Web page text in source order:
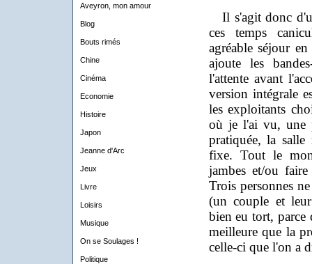
Aveyron, mon amour
Blog
Bouts rimés
Chine
Cinéma
Economie
Histoire
Japon
Jeanne d'Arc
Jeux
Livre
Loisirs
Musique
On se Soulages !
Politique
Il s'agit donc
ces temps
agréable séjour
ajoute les
l'attente avant
version intégrale
les exploitants
où je l'ai vu, une
pratiquée, la salle
fixe. Tout le
jambes et/ou
Trois personnes
(un couple et
bien eu tort, parce
meilleure que la
celle-ci que l'on a